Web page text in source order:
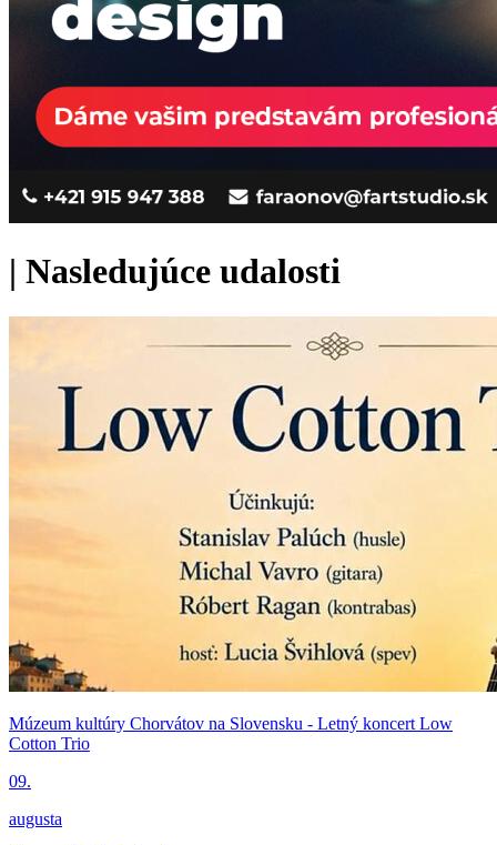
| Nasledujúce udalosti
Múzeum kultúry Chorvátov na Slovensku - Letný koncert Low
Cotton Trio
09.
augusta